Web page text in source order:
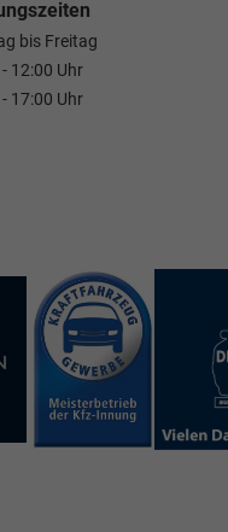
bis Freitag
12:00 Uhr
17:00 Uhr